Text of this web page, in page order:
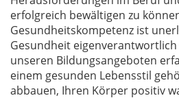
erfolgreich bewältigen zu
Gesundheitskompetenz ist
Gesundheit
unseren Bildungsangeboten
einem gesunden Lebensstil
abbauen, Ihren Körper positiv